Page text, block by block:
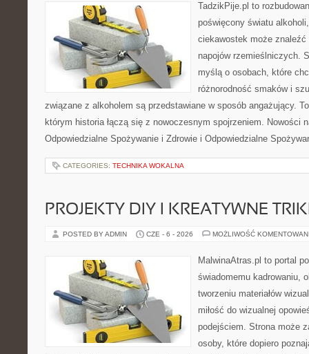
TadzikPije.pl to
poświęcony światu
ciekawostek może
napojów rzemieślniczych.
myślą o osobach, które
różnorodność smaków i
związane z alkoholem są przedstawiane w sposób angażujący.
którym historia łączą się z nowoczesnym spojrzeniem. Nowości
Odpowiedzialne Spożywanie i Zdrowie i Odpowiedzialne
CATEGORIES: TECHNIKA WOKALNA
PROJEKTY DIY I KREATYWNE
POSTED BY ADMIN CZE - 6 - 2026 MOŻLIWOŚĆ
MalwinaAtras.pl to portal
świadomemu kadrowaniu,
tworzeniu materiałów
miłość do wizualnej
podejściem. Strona może
osoby, które dopiero